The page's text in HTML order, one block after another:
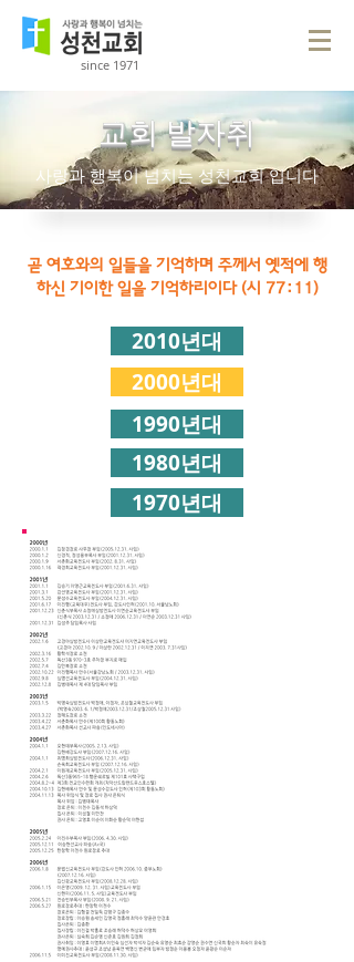
since 1971
교회 발자취
사랑과 행복이 넘치는 성천교회 입니다
곧 여호와의 일들을 기억하며 주께서 옛적에 행
하신 기이한 일을 기억하리이다 (시 77:11)
2010년대
2000년대
1990년대
1980년대
1970년대